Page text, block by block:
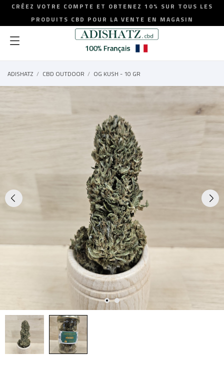
CRÉEZ VOTRE COMPTE ET OBTENEZ 10% SUR TOUS LES
PRODUITS CBD POUR LA VENTE EN MAGASIN
ADISHATZ CBD OUTDOOR OG KUSH - 10 GR